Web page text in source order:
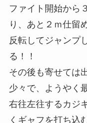
ファイト開始から
り、あと２ｍ仕留
反転してジャンプ
る！！
その後も寄せては
少々で、ようやく
右往左往するカジ
くギャフを打ち込